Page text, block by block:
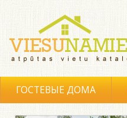
ГОСТЕВЫЕ ДОМА